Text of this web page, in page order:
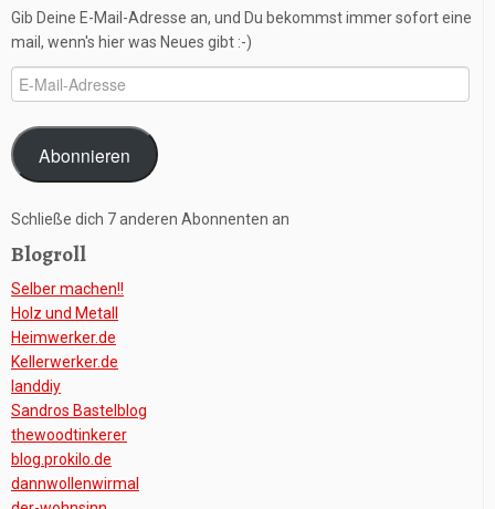
Gib Deine E-Mail-Adresse an, und Du bekommst immer sofort eine
mail, wenn's hier was Neues gibt :-)
E-
Mail-
Adresse
Abonnieren
Schließe dich 7 anderen Abonnenten an
Blogroll
Selber machen!!
Holz und Metall
Heimwerker.de
Kellerwerker.de
Ianddiy
Sandros Bastelblog
thewoodtinkerer
blog.prokilo.de
dannwollenwirmal